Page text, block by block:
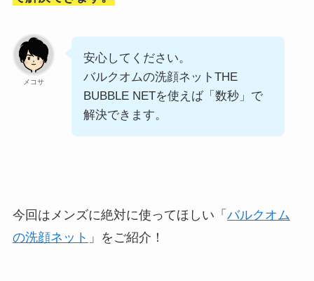
メコサ
安心してください。
バルクオムの洗顔ネットTHE
BUBBLE NETを使えば「数秒」で
解決できます。
今回はメンズに絶対に使ってほしい「 バルクオム
の洗顔ネット 」をご紹介！